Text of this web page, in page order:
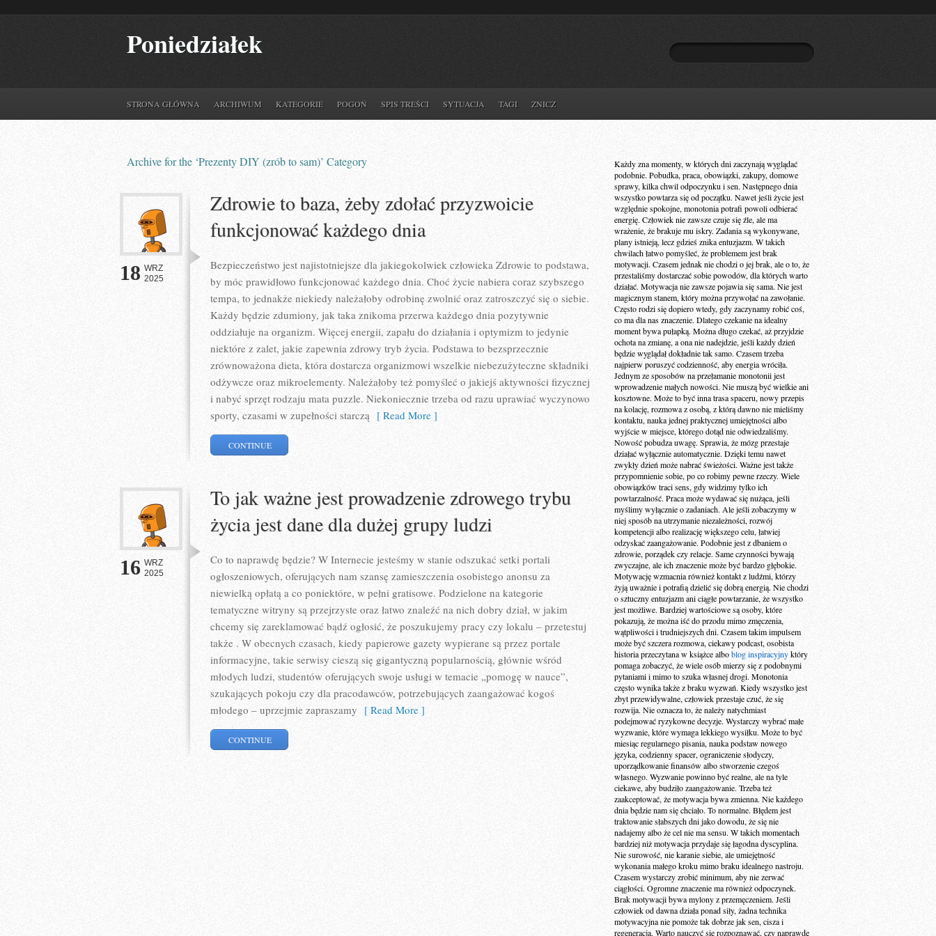
Poniedziałek
STRONA GŁÓWNA ARCHIWUM KATEGORIE POGOŃ SPIS TREŚCI SYTUACJA TAGI ZNICZ
Archive for the ‘Prezenty DIY (zrób to sam)’ Category
18 WRZ
2025
Zdrowie to baza, żeby zdołać przyzwoicie
funkcjonować każdego dnia
Bezpieczeństwo jest najistotniejsze dla jakiegokolwiek człowieka Zdrowie to podstawa,
by móc prawidłowo funkcjonować każdego dnia. Choć życie nabiera coraz szybszego
tempa, to jednakże niekiedy należałoby odrobinę zwolnić oraz zatroszczyć się o siebie.
Każdy będzie zdumiony, jak taka znikoma przerwa każdego dnia pozytywnie
oddziałuje na organizm. Więcej energii, zapału do działania i optymizm to jedynie
niektóre z zalet, jakie zapewnia zdrowy tryb życia. Podstawa to bezsprzecznie
zrównoważona dieta, która dostarcza organizmowi wszelkie niebezużyteczne składniki
odżywcze oraz mikroelementy. Należałoby też pomyśleć o jakiejś aktywności fizycznej
i nabyć sprzęt rodzaju mata puzzle. Niekoniecznie trzeba od razu uprawiać wyczynowo
sporty, czasami w zupełności starczą [ Read More ]
CONTINUE
16 WRZ
2025
To jak ważne jest prowadzenie zdrowego trybu
życia jest dane dla dużej grupy ludzi
Co to naprawdę będzie? W Internecie jesteśmy w stanie odszukać setki portali
ogłoszeniowych, oferujących nam szansę zamieszczenia osobistego anonsu za
niewielką opłatą a co poniektóre, w pełni gratisowe. Podzielone na kategorie
tematyczne witryny są przejrzyste oraz łatwo znaleźć na nich dobry dział, w jakim
chcemy się zareklamować bądź ogłosić, że poszukujemy pracy czy lokalu – przetestuj
także . W obecnych czasach, kiedy papierowe gazety wypierane są przez portale
informacyjne, takie serwisy cieszą się gigantyczną popularnością, głównie wśród
młodych ludzi, studentów oferujących swoje usługi w temacie „pomogę w nauce”,
szukających pokoju czy dla pracodawców, potrzebujących zaangażować kogoś
młodego – uprzejmie zapraszamy [ Read More ]
CONTINUE
Każdy zna momenty, w których dni zaczynają wyglądać
podobnie. Pobudka, praca, obowiązki, zakupy, domowe
sprawy, kilka chwil odpoczynku i sen. Następnego dnia
wszystko powtarza się od początku. Nawet jeśli życie jest
względnie spokojne, monotonia potrafi powoli odbierać
energię. Człowiek nie zawsze czuje się źle, ale ma
wrażenie, że brakuje mu iskry. Zadania są wykonywane,
plany istnieją, lecz gdzieś znika entuzjazm. W takich
chwilach łatwo pomyśleć, że problemem jest brak
motywacji. Czasem jednak nie chodzi o jej brak, ale o to, że
przestaliśmy dostarczać sobie powodów, dla których warto
działać. Motywacja nie zawsze pojawia się sama. Nie jest
magicznym stanem, który można przywołać na zawołanie.
Często rodzi się dopiero wtedy, gdy zaczynamy robić coś,
co ma dla nas znaczenie. Dlatego czekanie na idealny
moment bywa pułapką. Można długo czekać, aż przyjdzie
ochota na zmianę, a ona nie nadejdzie, jeśli każdy dzień
będzie wyglądał dokładnie tak samo. Czasem trzeba
najpierw poruszyć codzienność, aby energia wróciła.
Jednym ze sposobów na przełamanie monotonii jest
wprowadzenie małych nowości. Nie muszą być wielkie ani
kosztowne. Może to być inna trasa spaceru, nowy przepis
na kolację, rozmowa z osobą, z którą dawno nie mieliśmy
kontaktu, nauka jednej praktycznej umiejętności albo
wyjście w miejsce, którego dotąd nie odwiedzaliśmy.
Nowość pobudza uwagę. Sprawia, że mózg przestaje
działać wyłącznie automatycznie. Dzięki temu nawet
zwykły dzień może nabrać świeżości. Ważne jest także
przypomnienie sobie, po co robimy pewne rzeczy. Wiele
obowiązków traci sens, gdy widzimy tylko ich
powtarzalność. Praca może wydawać się nużąca, jeśli
myślimy wyłącznie o zadaniach. Ale jeśli zobaczymy w
niej sposób na utrzymanie niezależności, rozwój
kompetencji albo realizację większego celu, łatwiej
odzyskać zaangażowanie. Podobnie jest z dbaniem o
zdrowie, porządek czy relacje. Same czynności bywają
zwyczajne, ale ich znaczenie może być bardzo głębokie.
Motywację wzmacnia również kontakt z ludźmi, którzy
żyją uważnie i potrafią dzielić się dobrą energią. Nie chodzi
o sztuczny entuzjazm ani ciągłe powtarzanie, że wszystko
jest możliwe. Bardziej wartościowe są osoby, które
pokazują, że można iść do przodu mimo zmęczenia,
wątpliwości i trudniejszych dni. Czasem takim impulsem
może być szczera rozmowa, ciekawy podcast, osobista
historia przeczytana w książce alboblog inspiracyjnyktóry
pomaga zobaczyć, że wiele osób mierzy się z podobnymi
pytaniami i mimo to szuka własnej drogi. Monotonia
często wynika także z braku wyzwań. Kiedy wszystko jest
zbyt przewidywalne, człowiek przestaje czuć, że się
rozwija. Nie oznacza to, że należy natychmiast
podejmować ryzykowne decyzje. Wystarczy wybrać małe
wyzwanie, które wymaga lekkiego wysiłku. Może to być
miesiąc regularnego pisania, nauka podstaw nowego
języka, codzienny spacer, ograniczenie słodyczy,
uporządkowanie finansów albo stworzenie czegoś
własnego. Wyzwanie powinno być realne, ale na tyle
ciekawe, aby budziło zaangażowanie. Trzeba też
zaakceptować, że motywacja bywa zmienna. Nie każdego
dnia będzie nam się chciało. To normalne. Błędem jest
traktowanie słabszych dni jako dowodu, że się nie
nadajemy albo że cel nie ma sensu. W takich momentach
bardziej niż motywacja przydaje się łagodna dyscyplina.
Nie surowość, nie karanie siebie, ale umiejętność
wykonania małego kroku mimo braku idealnego nastroju.
Czasem wystarczy zrobić minimum, aby nie zerwać
ciągłości. Ogromne znaczenie ma również odpoczynek.
Brak motywacji bywa mylony z przemęczeniem. Jeśli
człowiek od dawna działa ponad siły, żadna technika
motywacyjna nie pomoże tak dobrze jak sen, cisza i
regeneracja. Warto nauczyć się rozpoznawać, czy naprawdę